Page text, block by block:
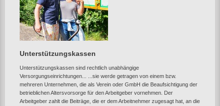
Unterstützungskassen
Unterstützungskassen sind rechtlich unabhängige
Versorgungseinrichtungen... ...sie werde getragen von einem bzw.
mehreren Unternehmen, die als Verein oder GmbH die Beaufsichtigung der
betrieblichen Altersvorsorge für den Arbeitgeber vornehmen. Der
Arbeitgeber zahlt die Beiträge, die er dem Arbeitnehmer zugesagt hat, an die